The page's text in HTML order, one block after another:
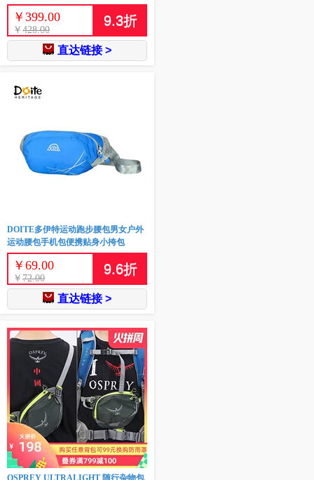
￥ 399.00
￥ 428.00
9.3折
直达链接 >
DOITE多伊特运动跑步腰包男女户外
运动腰包手机包便携贴身小挎包
￥ 69.00
￥ 72.00
9.6折
直达链接 >
OSPREY ULTRALIGHT 随行杂物包